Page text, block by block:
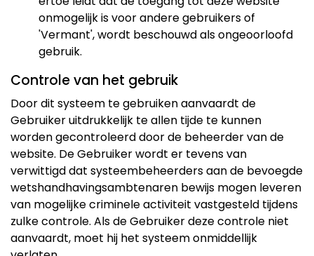
onmogelijk is voor andere gebruikers of
'Vermant', wordt beschouwd als ongeoorloofd
gebruik.
Controle van het gebruik
Door dit systeem te gebruiken aanvaardt de
Gebruiker uitdrukkelijk te allen tijde te kunnen
worden gecontroleerd door de beheerder van de
website. De Gebruiker wordt er tevens van
verwittigd dat systeembeheerders aan de bevoegde
wetshandhavingsambtenaren bewijs mogen leveren
van mogelijke criminele activiteit vastgesteld tijdens
zulke controle. Als de Gebruiker deze controle niet
aanvaardt, moet hij het systeem onmiddellijk